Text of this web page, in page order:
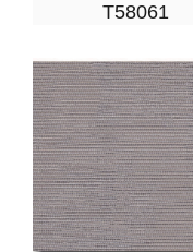
T58061